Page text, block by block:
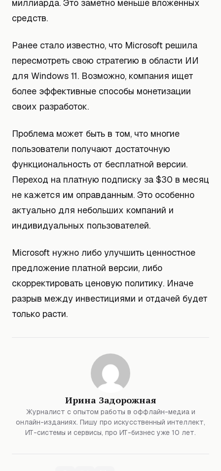
миллиарда. Это заметно меньше вложенных
средств.
Ранее стало известно, что Microsoft решила
пересмотреть свою стратегию в области ИИ
для Windows 11. Возможно, компания ищет
более эффективные способы монетизации
своих разработок.
Проблема может быть в том, что многие
пользователи получают достаточную
функциональность от бесплатной версии.
Переход на платную подписку за $30 в месяц
не кажется им оправданным. Это особенно
актуально для небольших компаний и
индивидуальных пользователей.
Microsoft нужно либо улучшить ценностное
предложение платной версии, либо
скорректировать ценовую политику. Иначе
разрыв между инвестициями и отдачей будет
только расти.
Ирина Задорожная
Журналист с опытом работы в оффлайн-медиа и
онлайн-изданиях. Пишу про искусственный интеллект,
ИТ-системы и сервисы, про ИТ-бизнес уже 10 лет.